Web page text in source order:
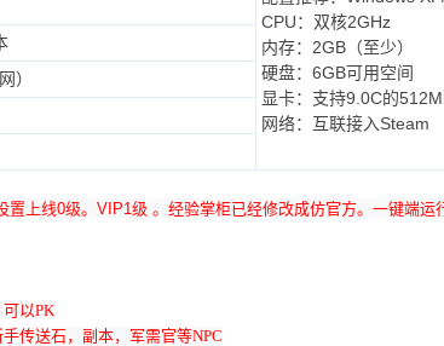
CPU：双核2GHz
内存：2GB（至少）
硬盘：6GB可用空间
显卡：支持9.0C的
网络：互联接入Steam
）
置上线0级。VIP1级 。经验掌柜已经修改成仿官方。一键端
以PK
传送石，副本，军需官等NPC